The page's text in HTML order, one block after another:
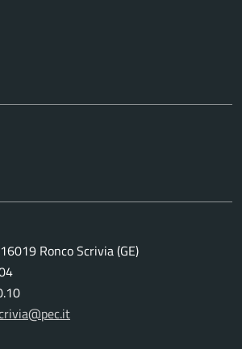
Ronco Scrivia (GE)